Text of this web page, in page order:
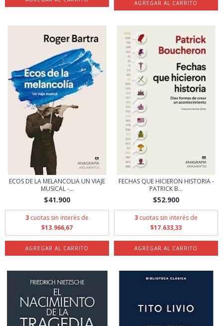
ECOS DE LA MELANCOLIA UN VIAJE
MUSICAL -...
$41.900
3 cuotas sin interés de
$13.966,67
FECHAS QUE HICIERON HISTORIA -
PATRICK B...
$52.900
3 cuotas sin interés de
$17.633,33